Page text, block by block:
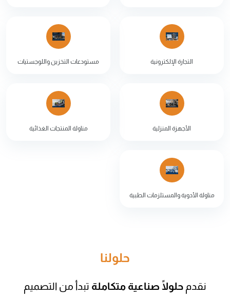
التجارة الإلكترونية مستودعات التخزين واللوجستيات
الأجهزة المنزلية مناولة المنتجات الغذائية
مناولة الأدوية والمستلزمات الطبية
حلولنا
نقدم حلولًا صناعية متكاملة تبدأ من التصميم